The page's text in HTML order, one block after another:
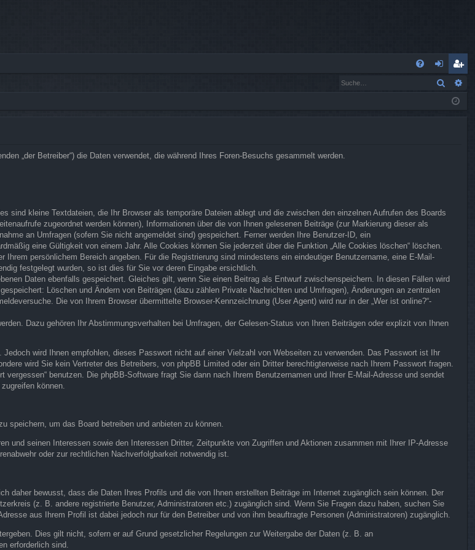
n
eg
ist
Suche
„der Betreiber“) die Daten verwendet, die während Ihres Foren-Besuchs gesammelt werden.
sind kleine Textdateien, die Ihr Browser als temporäre Dateien ablegt und die zwischen den einzelnen Aufrufen des Boards
zugeordnet werden können), Informationen über die von Ihnen gelesenen Beiträge (zur Markierung dieser als
an Umfragen (sofern Sie nicht angemeldet sind) gespeichert. Ferner werden Ihre Benutzer-ID, ein
eine Gültigkeit von einem Jahr. Alle Cookies können Sie jederzeit über die Funktion „Alle Cookies löschen“ löschen.
persönlichem Bereich angeben. Für die Registrierung sind mindestens ein eindeutiger Benutzername, eine E-Mail-
festgelegt wurden, so ist dies für Sie vor deren Eingabe ersichtlich.
Daten ebenfalls gespeichert. Gleiches gilt, wenn Sie einen Beitrag als Entwurf zwischenspeichern. In diesen Fällen wird
Löschen und Ändern von Beiträgen (dazu zählen Private Nachrichten und Umfragen), Änderungen an zentralen
Die von Ihrem Browser übermittelte Browser-Kennzeichnung (User Agent) wird nur in der „Wer ist online?“-
Dazu gehören Ihr Abstimmungsverhalten bei Umfragen, der Gelesen-Status von Ihren Beiträgen oder explizit von Ihnen
wird Ihnen empfohlen, dieses Passwort nicht auf einer Vielzahl von Webseiten zu verwenden. Das Passwort ist Ihr
wird Sie kein Vertreter des Betreibers, von phpBB Limited oder ein Dritter berechtigterweise nach Ihrem Passwort fragen.
benutzen. Die phpBB-Software fragt Sie dann nach Ihrem Benutzernamen und Ihrer E-Mail-Adresse und sendet
können.
speichern, um das Board betreiben und anbieten zu können.
und seinen Interessen sowie den Interessen Dritter, Zeitpunkte von Zugriffen und Aktionen zusammen mit Ihrer IP-Adresse
oder zur rechtlichen Nachverfolgbarkeit notwendig ist.
daher bewusst, dass die Daten Ihres Profils und die von Ihnen erstellten Beiträge im Internet zugänglich sein können. Der
(z. B. andere registrierte Benutzer, Administratoren etc.) zugänglich sind. Wenn Sie Fragen dazu haben, suchen Sie
aus Ihrem Profil ist dabei jedoch nur für den Betreiber und von ihm beauftragte Personen (Administratoren) zugänglich.
Dies gilt nicht, sofern er auf Grund gesetzlicher Regelungen zur Weitergabe der Daten (z. B. an
erforderlich sind.